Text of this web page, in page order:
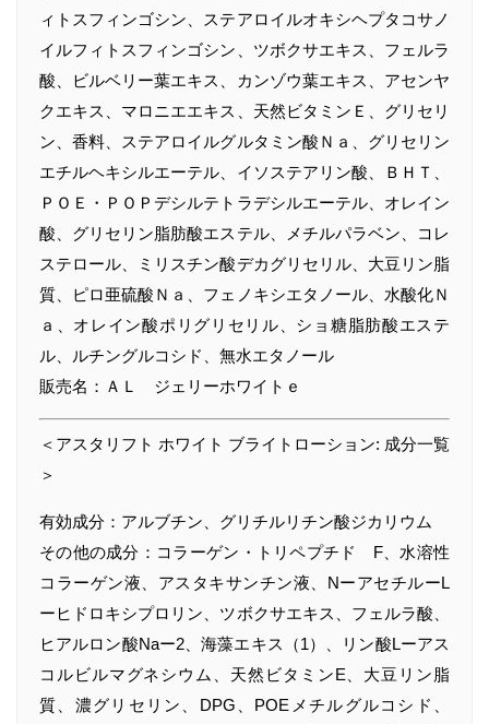
ィトスフィンゴシン、ステアロイルオキシヘプタコサノ
イルフィトスフィンゴシン、ツボクサエキス、フェルラ
酸、ビルベリー葉エキス、カンゾウ葉エキス、アセンヤ
クエキス、マロニエエキス、天然ビタミンＥ、グリセリ
ン、香料、ステアロイルグルタミン酸Ｎａ、グリセリン
エチルヘキシルエーテル、イソステアリン酸、ＢＨＴ、
ＰＯＥ・ＰＯＰデシルテトラデシルエーテル、オレイン
酸、グリセリン脂肪酸エステル、メチルパラベン、コレ
ステロール、ミリスチン酸デカグリセリル、大豆リン脂
質、ピロ亜硫酸Ｎａ、フェノキシエタノール、水酸化Ｎ
ａ、オレイン酸ポリグリセリル、ショ糖脂肪酸エステ
ル、ルチングルコシド、無水エタノール
販売名：ＡＬ ジェリーホワイトｅ
＜アスタリフト ホワイト ブライトローション: 成分一覧
＞
有効成分：アルブチン、グリチルリチン酸ジカリウム
その他の成分：コラーゲン・トリペプチド F、水溶性
コラーゲン液、アスタキサンチン液、NーアセチルーL
ーヒドロキシプロリン、ツボクサエキス、フェルラ酸、
ヒアルロン酸Naー2、海藻エキス（1）、リン酸Lーアス
コルビルマグネシウム、天然ビタミンE、大豆リン脂
質、濃グリセリン、DPG、POEメチルグルコシド、